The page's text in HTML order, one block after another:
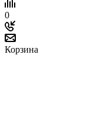
0
Корзина